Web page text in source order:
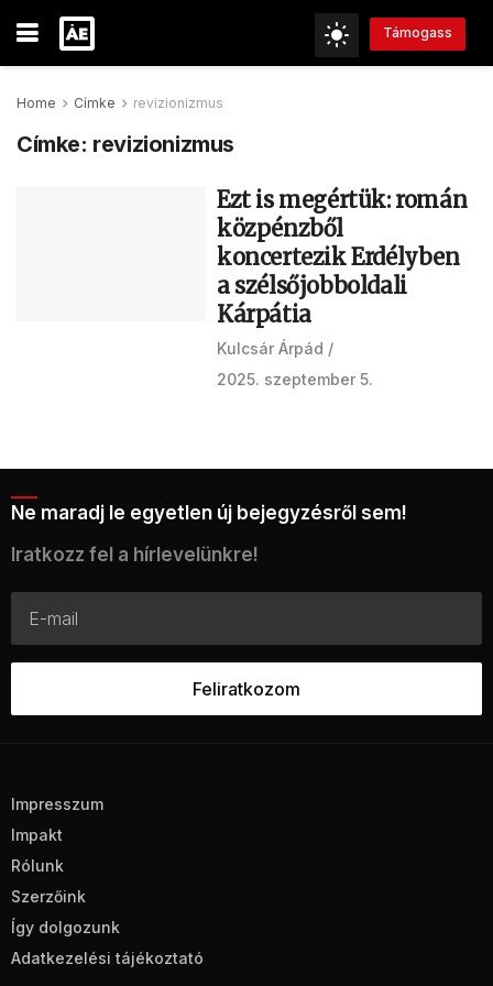
Támogass
Home Címke revizionizmus
Címke: revizionizmus
Ezt is megértük: román
közpénzből
koncertezik Erdélyben
a szélsőjobboldali
Kárpátia
Kulcsár Árpád
2025. szeptember 5.
Ne maradj le egyetlen új bejegyzésről sem!
Iratkozz fel a hírlevelünkre!
Impresszum
Impakt
Rólunk
Szerzőink
Így dolgozunk
Adatkezelési tájékoztató